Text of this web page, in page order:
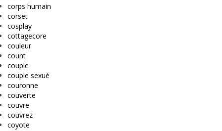
corps humain
corset
cosplay
cottagecore
couleur
count
couple
couple sexué
couronne
couverte
couvre
couvrez
coyote